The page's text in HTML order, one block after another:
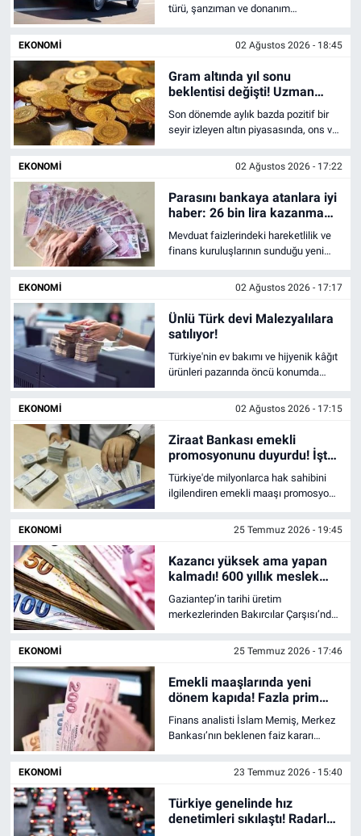
türü, şanzıman ve donanım
stratejileri, sedan pazarındaki
dengeleri doğrudan etkiliyor.
EKONOMI 02 Ağustos 2026 - 18:45
Gram altında yıl sonu
beklentisi değişti! Uzman
isim kritik rakamları paylaştı
Son dönemde aylık bazda pozitif bir
seyir izleyen altın piyasasında, ons ve
yatırımcılar tarafından mercek altına
alındı. Dolar/TL kuru ve ons altındaki
küresel dinamiklerin ortak etkisiyle
yön bulan gram altın fiyatları için olası
geri çekilme ve yükseliş senaryoları
netleşti.
EKONOMI 02 Ağustos 2026 - 17:22
Parasını bankaya atanlara iyi
haber: 26 bin lira kazanma
şansı geldi
Mevduat faizlerindeki hareketlilik ve
finans kuruluşlarının sunduğu yeni
değerlendirmek isteyen yatırımcıların
odağında yer almaya devam ediyor.
EKONOMI 02 Ağustos 2026 - 17:17
Ünlü Türk devi Malezyalılara
satılıyor!
Türkiye'nin ev bakımı ve hijyenik kâğıt
ürünleri pazarında öncü konumda
aşamaya gelindi. Eczacıbaşı Holding
bünyesinde faaliyet gösteren ve
Selpak ile Solo gibi markaların
üreticisi olan Sanipak'ın hisselerinin
tamamının devri resmen gerçekleşti.
EKONOMI 02 Ağustos 2026 - 17:15
Ziraat Bankası emekli
promosyonunu duyurdu! İşte
maaşa göre alınacak tutarlar
Türkiye'de milyonlarca hak sahibini
ilgilendiren emekli maaşı promosyon
rekabet ve kampanya güncellemeleri
EKONOMI 25 Temmuz 2026 - 19:45
Kazancı yüksek ama yapan
kalmadı! 600 yıllık meslek
sessizce tarihe karışıyor
Gaziantep’in tarihi üretim
merkezlerinden Bakırcılar Çarşısı’nda
imalatı, tarihinin en zorlu
EKONOMI 25 Temmuz 2026 - 17:46
Emekli maaşlarında yeni
dönem kapıda! Fazla prim
ödeyenler için kritik gelişme
Finans analisti İslam Memiş, Merkez
Bankası’nın beklenen faiz kararı
piyasa dinamiklerini kapsayan
bulundu. Yıl sonuna dair makro
öngörülerini koruduğunu belirten
uzman isim; ons altın, gümüş, Bitcoin
EKONOMI 23 Temmuz 2026 - 15:40
Türkiye genelinde hız
denetimleri sıkılaştı! Radarlar
Siyaset
Spor
Yerel